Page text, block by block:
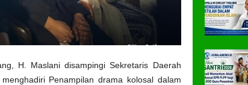
H. Maslani disampingi Sekretaris Daerah
Penampilan drama kolosal dalam